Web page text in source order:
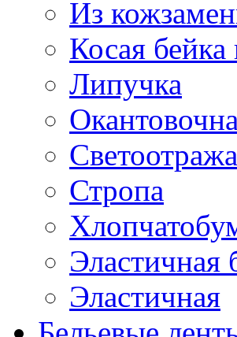
Из
Косая бейка
Липучка
Стропа
Эластичная
Эластичная